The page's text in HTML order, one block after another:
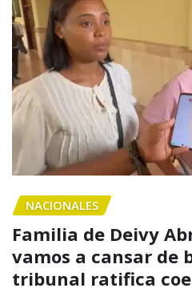
NACIONALES
Familia de Deivy
vamos a cansar de
tribunal ratifica